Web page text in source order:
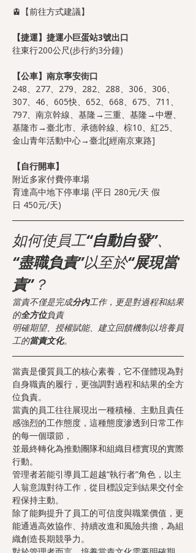
🚊【前往方式建議】
【捷運】捷運小巨蛋站3號出口
往東行200公尺(步行約3分鐘)
【公車】南京寧安街口
248、277、279、282、288、306、306、
307、46、605快、652、668、675、711、
797、南京幹線、基隆→三重、基隆→中壢、
基隆市→臺北市、承德幹線、棕10、紅25、
金山青年活動中心→臺北[經南京東路]
【自行開車】
附近多家付費停車場
育達高中地下停車場 (平日 280元/天 假
日 450元/天)
如何使員工“自動自發”、
“盡職負責”以至於“展現當
責”？
當責不僅是完成分內工作，更是對過程和結果
的全方位負責
明確期望、授權賦能、建立回饋機制以培養員
工的當責文化。
當責是優質員工的核心素養，它不僅體現為對
自身職責的履行，更強調對過程和結果的全方
位負責。
當責的員工往往展現出一種積極、主動且責任
感強烈的工作態度，這種態度滲透到日常工作
的每一個環節，
並最終轉化為推動團隊和組織目標實現的實際
行動。
管理者若能引導員工超越“執行者”角色，以主
人翁意識對待工作，從目標設定到結果交付全
程保持主動。
除了能夠提升了員工的可信度與職業價值，更
能通過高效協作、持續改進和風險共擔，為組
織創造長期競爭力。